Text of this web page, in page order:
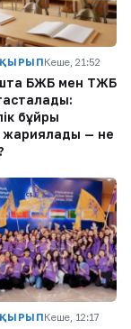
Кеше, 21:52
БЖБ мен ТЖБ
бұйрық
— не
Кеше, 12:17